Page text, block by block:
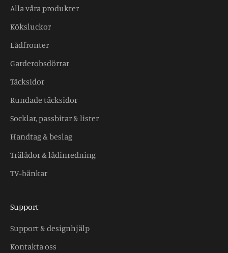
Alla våra produkter
Köksluckor
Lådfronter
Garderobsdörrar
Täcksidor
Rundade täcksidor
Socklar, passbitar & lister
Handtag & beslag
Trälådor & lådinredning
TV-bänkar
Support
Support & designhjälp
Kontakta oss